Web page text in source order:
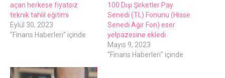
açan herkese fiyatsız
teknik tahlil eğitimi
Eylül 30, 2023
"Finans Haberleri" içinde
100 Dışı Şirketler Pay
Senedi (TL) Fonunu (Hisse
Senedi Ağır Fon) eser
yelpazesine ekledi
Mayıs 9, 2023
"Finans Haberleri" içinde